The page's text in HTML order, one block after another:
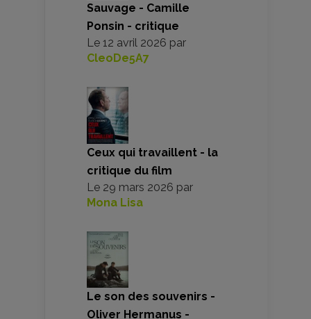
Sauvage - Camille
Ponsin - critique
Le 12 avril 2026 par
CleoDe5A7
Ceux qui travaillent - la
critique du film
Le 29 mars 2026 par
Mona Lisa
Le son des souvenirs -
Oliver Hermanus -